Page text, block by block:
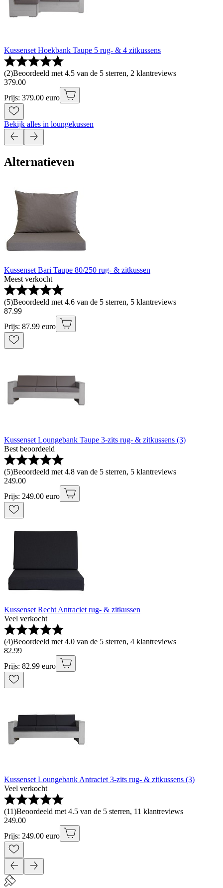
Kussenset Hoekbank Taupe 5 rug- & 4 zitkussens
(2)Beoordeeld met 4.5 van de 5 sterren, 2 klantreviews
379.00
Prijs: 379.00 euro
Bekijk alles in loungekussen
Alternatieven
Kussenset Bari Taupe 80/250 rug- & zitkussen
Meest verkocht
(5)Beoordeeld met 4.6 van de 5 sterren, 5 klantreviews
87.99
Prijs: 87.99 euro
Kussenset Loungebank Taupe 3-zits rug- & zitkussens (3)
Best beoordeeld
(5)Beoordeeld met 4.8 van de 5 sterren, 5 klantreviews
249.00
Prijs: 249.00 euro
Kussenset Recht Antraciet rug- & zitkussen
Veel verkocht
(4)Beoordeeld met 4.0 van de 5 sterren, 4 klantreviews
82.99
Prijs: 82.99 euro
Kussenset Loungebank Antraciet 3-zits rug- & zitkussens (3)
Veel verkocht
(11)Beoordeeld met 4.5 van de 5 sterren, 11 klantreviews
249.00
Prijs: 249.00 euro